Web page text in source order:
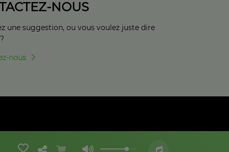
NOUS
une suggestion, ou vous voulez juste dire
nous